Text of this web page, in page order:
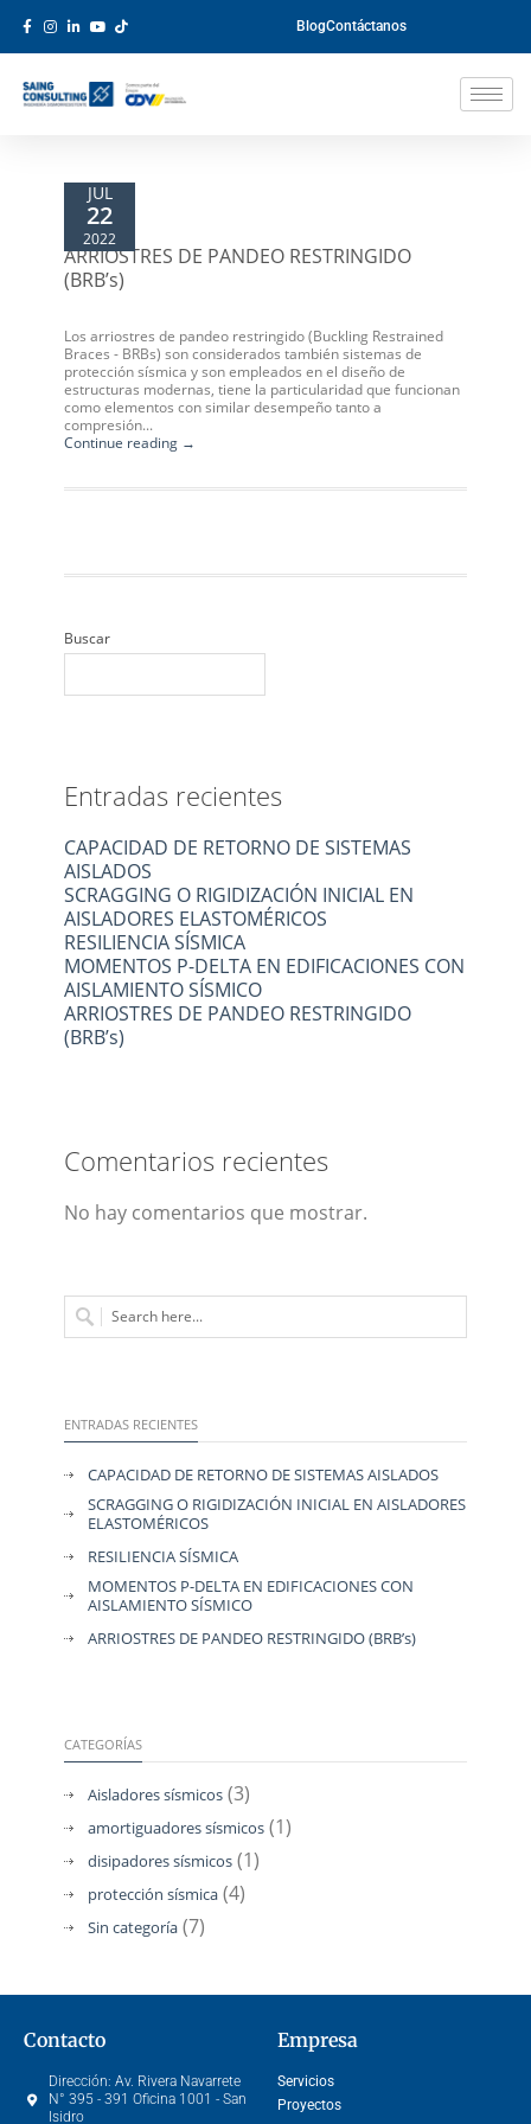
BlogContáctanos
JUL
22
2022
ARRIOSTRES DE PANDEO RESTRINGIDO
(BRB’s)
Los arriostres de pandeo restringido (Buckling Restrained
Braces - BRBs) son considerados también sistemas de
protección sísmica y son empleados en el diseño de
estructuras modernas, tiene la particularidad que funcionan
como elementos con similar desempeño tanto a
compresión...
Continue reading →
Buscar
Entradas recientes
CAPACIDAD DE RETORNO DE SISTEMAS
AISLADOS
SCRAGGING O RIGIDIZACIÓN INICIAL EN
AISLADORES ELASTOMÉRICOS
RESILIENCIA SÍSMICA
MOMENTOS P-DELTA EN EDIFICACIONES CON
AISLAMIENTO SÍSMICO
ARRIOSTRES DE PANDEO RESTRINGIDO
(BRB’s)
Comentarios recientes
No hay comentarios que mostrar.
ENTRADAS RECIENTES
CAPACIDAD DE RETORNO DE SISTEMAS AISLADOS
SCRAGGING O RIGIDIZACIÓN INICIAL EN AISLADORES
ELASTOMÉRICOS
RESILIENCIA SÍSMICA
MOMENTOS P-DELTA EN EDIFICACIONES CON
AISLAMIENTO SÍSMICO
ARRIOSTRES DE PANDEO RESTRINGIDO (BRB’s)
CATEGORÍAS
Aisladores sísmicos (3)
amortiguadores sísmicos (1)
disipadores sísmicos (1)
protección sísmica (4)
Sin categoría (7)
Contacto
Dirección: Av. Rivera Navarrete
N° 395 - 391 Oficina 1001 - San
Isidro
Empresa
Servicios
Proyectos